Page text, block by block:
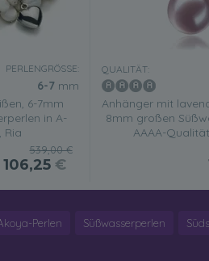
PERLENGRÖSSE:
6-7 mm
6-7mm
in A-
Ria
539,00 €
106,25 €
QUALITÄT:
Anhänger mit
8mm großen
AAAA-
Perlen Süßwasserperlen